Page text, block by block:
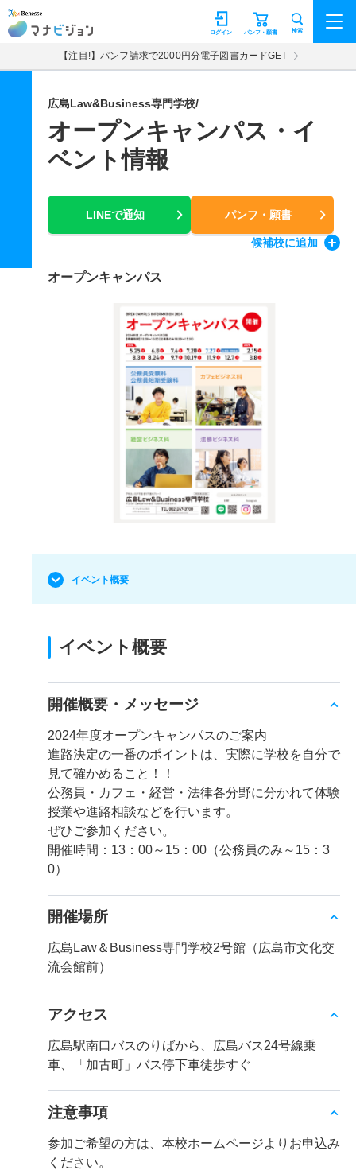
マナビジョン パンフ・願書
ログイン 検索
【注目!】パンフ請求で2000円分電子図書カードGET
広島Law&Business専門学校/
オープンキャンパス・イ
ベント情報
LINEで通知 パンフ・願書
候補校に追加
オープンキャンパス
イベント概要
イベント概要
開催概要・メッセージ
2024年度オープンキャンパスのご案内
進路決定の一番のポイントは、実際に学校を自分で
見て確かめること！！
公務員・カフェ・経営・法律各分野に分かれて体験
授業や進路相談などを行います。
ぜひご参加ください。
開催時間：13：00～15：00（公務員のみ～15：3
0）
開催場所
広島Law＆Business専門学校2号館（広島市文化交
流会館前）
アクセス
広島駅南口バスのりばから、広島バス24号線乗
車、「加古町」バス停下車徒歩すぐ
注意事項
参加ご希望の方は、本校ホームページよりお申込み
ください。